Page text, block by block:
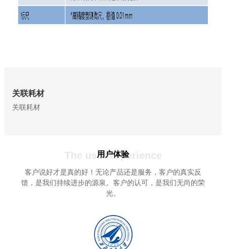
关联耗材
关联耗材
The user experience
用户体验
客户说好才是真的好！无论产品还是服务，客户的真实反
馈，是我们持续进步的源泉。客户的认可，是我们无尚的荣
光。